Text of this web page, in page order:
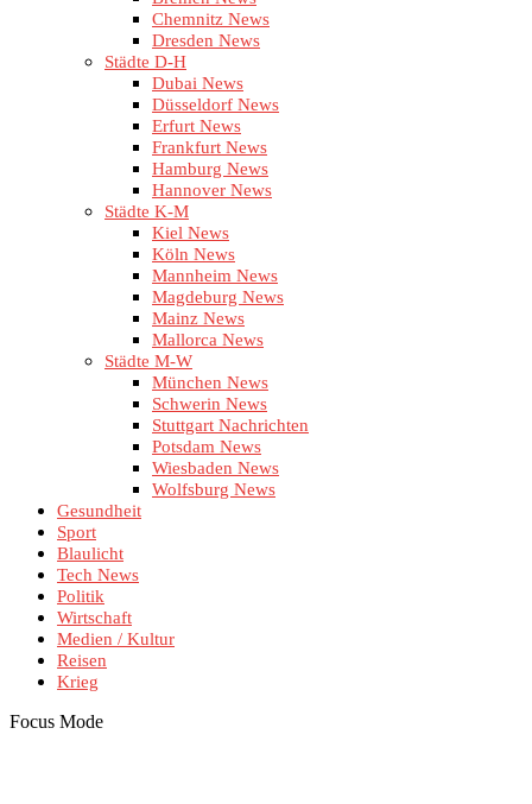
Chemnitz News
Dresden News
Städte D-H
Dubai News
Düsseldorf News
Erfurt News
Frankfurt News
Hamburg News
Hannover News
Städte K-M
Kiel News
Köln News
Mannheim News
Magdeburg News
Mainz News
Mallorca News
Städte M-W
München News
Schwerin News
Stuttgart Nachrichten
Potsdam News
Wiesbaden News
Wolfsburg News
Gesundheit
Sport
Blaulicht
Tech News
Politik
Wirtschaft
Medien / Kultur
Reisen
Krieg
Focus Mode